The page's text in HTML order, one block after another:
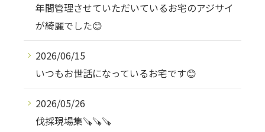
年間管理させていただいているお宅のアジサイ
が綺麗でした😊
2026/06/15
いつもお世話になっているお宅です😊
2026/05/26
伐採現場集🪚🪚🪚お気軽にご相談ください